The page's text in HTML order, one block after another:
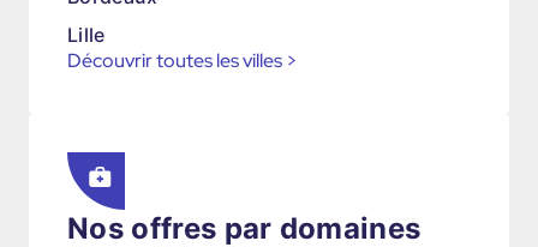
Lille
Découvrir toutes les villes >
Nos offres par domaines